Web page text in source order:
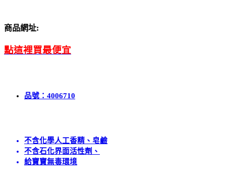
商品網址:
點這裡買最便宜
品號：4006710
不含化學人工香精、皂鹼
不含石化界面活性劑、
給寶寶無毒環境